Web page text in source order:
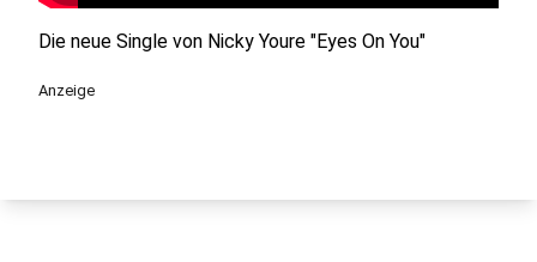
Die neue Single von Nicky Youre "Eyes On You"
Anzeige